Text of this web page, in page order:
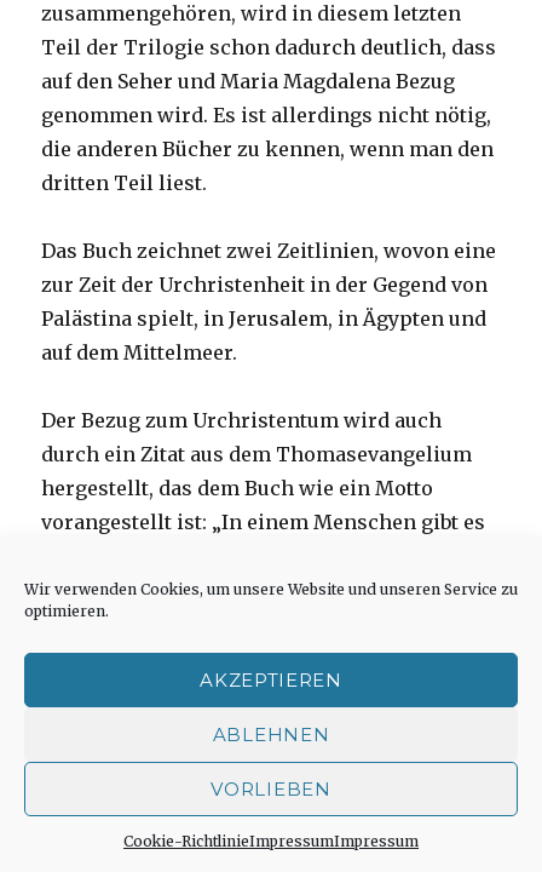
Wir verwenden Cookies, um unsere Website und unseren Service zu
optimieren.
AKZEPTIEREN
ABLEHNEN
VORLIEBEN
Cookie-RichtlinieImpressumImpressum
zusammengehören, wird in diesem letzten
Teil der Trilogie schon dadurch deutlich, dass
auf den Seher und Maria Magdalena Bezug
genommen wird. Es ist allerdings nicht nötig,
die anderen Bücher zu kennen, wenn man den
dritten Teil liest.
Das Buch zeichnet zwei Zeitlinien, wovon eine
zur Zeit der Urchristenheit in der Gegend von
Palästina spielt, in Jerusalem, in Ägypten und
auf dem Mittelmeer.
Der Bezug zum Urchristentum wird auch
durch ein Zitat aus dem Thomasevangelium
hergestellt, das dem Buch wie ein Motto
vorangestellt ist: „In einem Menschen gibt es
ganze Welt. Leuchtet es nicht, welche
Finsternis.“
Ich habe diese Textstelle nachgeschlagen und
sie fast wörtlich so wiedergefunden. (Thomas-
Evangelium, Logion 24)
Im Kontext des Buches hat der Inhalt dieses